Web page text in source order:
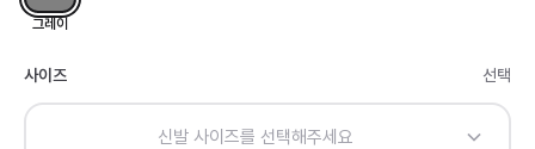
그레이
사이즈 선택
신발 사이즈를 선택해주세요